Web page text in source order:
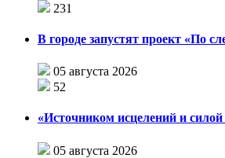
231
В городе запустят проект «По
05 августа 2026
52
«Источником исцелений и
05 августа 2026